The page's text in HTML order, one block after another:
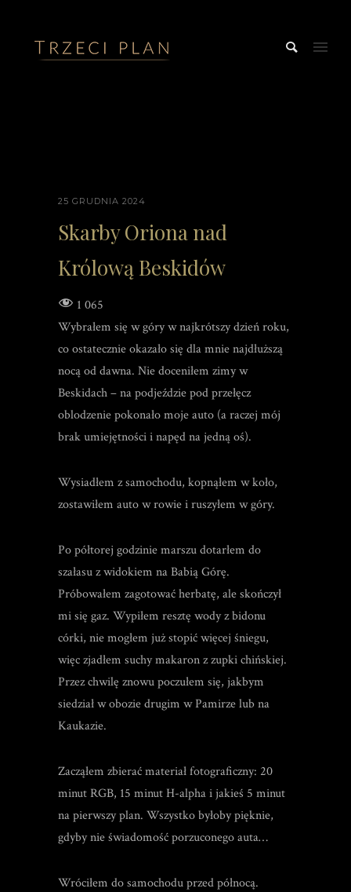
25 GRUDNIA 2024
Skarby Oriona nad
Królową Beskidów
1 065
Wybrałem się w góry w najkrótszy dzień roku,
co ostatecznie okazało się dla mnie najdłuższą
nocą od dawna. Nie doceniłem zimy w
Beskidach – na podjeździe pod przełęcz
oblodzenie pokonało moje auto (a raczej mój
brak umiejętności i napęd na jedną oś).
Wysiadłem z samochodu, kopnąłem w koło,
zostawiłem auto w rowie i ruszyłem w góry.
Po półtorej godzinie marszu dotarłem do
szałasu z widokiem na Babią Górę.
Próbowałem zagotować herbatę, ale skończył
mi się gaz. Wypiłem resztę wody z bidonu
córki, nie mogłem już stopić więcej śniegu,
więc zjadłem suchy makaron z zupki chińskiej.
Przez chwilę znowu poczułem się, jakbym
siedział w obozie drugim w Pamirze lub na
Kaukazie.
Zacząłem zbierać materiał fotograficzny: 20
minut RGB, 15 minut H-alpha i jakieś 5 minut
na pierwszy plan. Wszystko byłoby pięknie,
gdyby nie świadomość porzuconego auta…
Wróciłem do samochodu przed północą.